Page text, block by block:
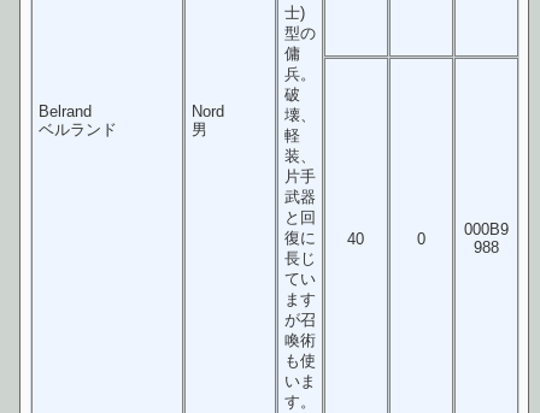
Belrand
ベルランド
Nord
男
士)
型の
傭
兵。
破
壊、
軽
装、
片手
武器
と回
復に
長じ
てい
ます
が召
喚術
も使
いま
す。
40 0
000B9
988